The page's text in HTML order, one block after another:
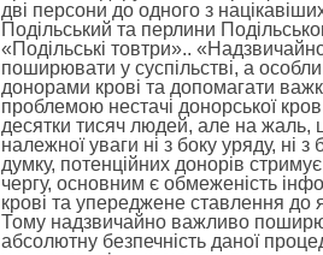
дві персони до одного з
Подільський та перлини
«Подільські товтри»..
поширювати у суспільстві, а
донорами крові та допомагати
проблемою нестачі донорської
десятки тисяч людей, але на жаль,
належної уваги ні з боку уряду, ні
думку, потенційних донорів
чергу, основним є обмеженість
крові та упереджене ставлення до
Тому надзвичайно важливо
абсолютну безпечність даної